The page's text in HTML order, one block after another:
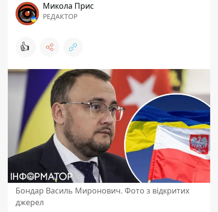
Микола Прис
РЕДАКТОР
👍
Бондар Василь Миронович. Фото з відкритих
джерел